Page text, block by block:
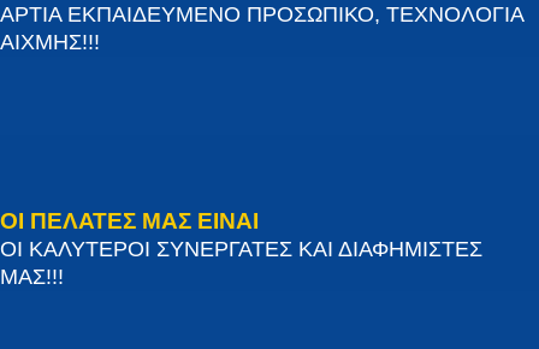
ΑΡΤΙΑ ΕΚΠΑΙΔΕΥΜΕΝΟ ΠΡΟΣΩΠΙΚΟ, ΤΕΧΝΟΛΟΓΙΑ
ΑΙΧΜΗΣ!!!
ΟΙ ΠΕΛΑΤΕΣ ΜΑΣ ΕΙΝΑΙ
ΟΙ ΚΑΛΥΤΕΡΟΙ ΣΥΝΕΡΓΑΤΕΣ ΚΑΙ ΔΙΑΦΗΜΙΣΤΕΣ
ΜΑΣ!!!